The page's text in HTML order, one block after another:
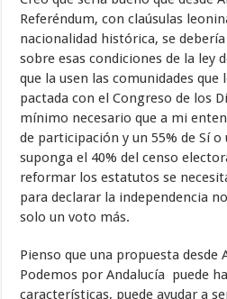
Referéndum, con claúsulas
nacionalidad histórica, se
sobre esas condiciones de la ley
que la usen las comunidades
pactada con el Congreso de los
mínimo necesario que a mi
de participación y un 55% de Sí o
suponga el 40% del censo
reformar los estatutos se
para declarar la independencia
solo un voto más.
Pienso que una propuesta desde
Podemos por Andalucía puede
características, puede ayudar a